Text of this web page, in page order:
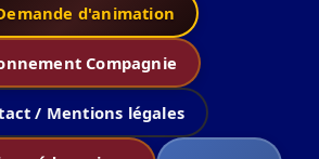
d'animation
Compagnie
/ Mentions légales